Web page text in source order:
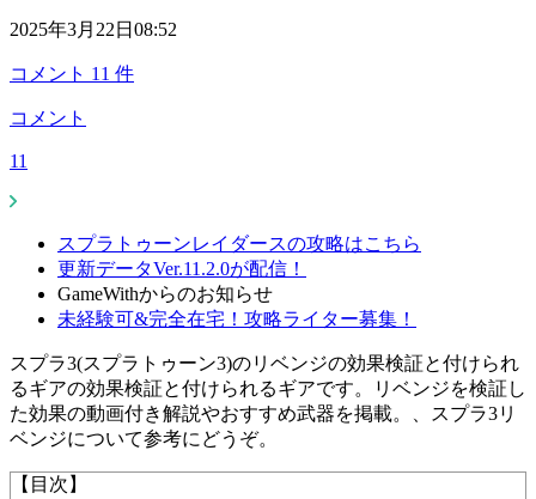
2025年3月22日08:52
コメント 11 件
コメント
11
スプラトゥーンレイダースの攻略はこちら
更新データVer.11.2.0が配信！
GameWithからのお知らせ
未経験可&完全在宅！攻略ライター募集！
スプラ3(スプラトゥーン3)のリベンジの効果検証と付けられ
るギアの効果検証と付けられるギアです。リベンジを検証し
た効果の動画付き解説やおすすめ武器を掲載。、スプラ3リ
ベンジについて参考にどうぞ。
【目次】